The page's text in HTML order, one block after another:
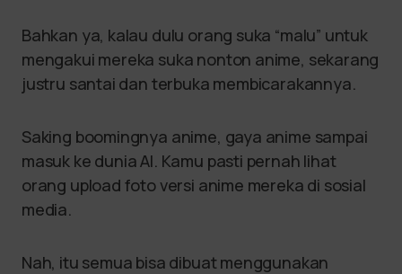
Bahkan ya, kalau dulu orang suka “malu” untuk
mengakui mereka suka nonton anime, sekarang
justru santai dan terbuka membicarakannya.
Saking boomingnya anime, gaya anime sampai
masuk ke dunia AI. Kamu pasti pernah lihat
orang upload foto versi anime mereka di sosial
media.
Nah, itu semua bisa dibuat menggunakan